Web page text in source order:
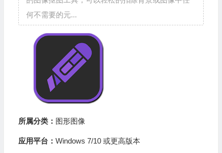
何不需要的元...
所属分类： 图形图像
应用平台： Windows 7/10 或更高版本